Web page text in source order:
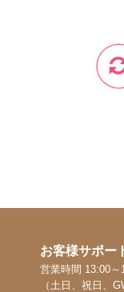
お客様サポー
営業時間 13:00～
（土日、祝日、